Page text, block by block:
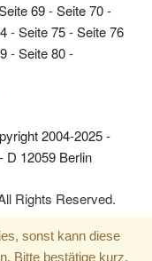
69-Seite 70-
-Seite 75-Seite 76
-Seite 80-
2004-2025 -
D 12059 Berlin
Rights Reserved.
sonst kann diese
Bitte bestätige kurz,